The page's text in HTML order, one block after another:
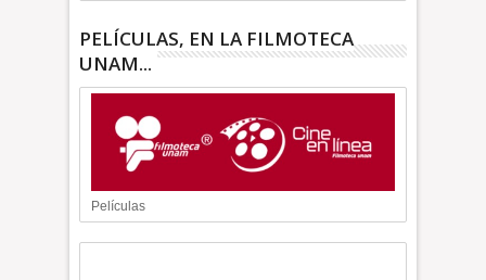
PELÍCULAS, EN LA FILMOTECA
UNAM...
Películas